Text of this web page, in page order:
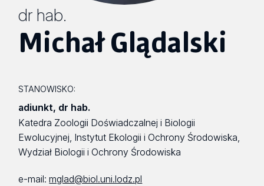
dr hab.
Michał Glądalski
STANOWISKO:
adiunkt, dr hab.
Katedra Zoologii Doświadczalnej i Biologii
Ewolucyjnej, Instytut Ekologii i Ochrony Środowiska,
Wydział Biologii i Ochrony Środowiska
e-mail:mglad@biol.uni.lodz.pl